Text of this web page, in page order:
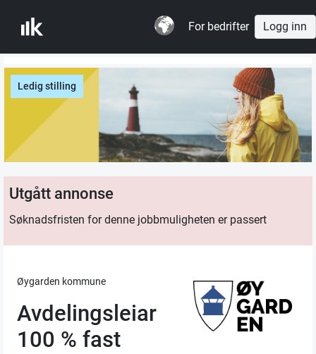
For bedrifter Logg inn
Ledig stilling
Utgått annonse
Søknadsfristen for denne jobbmuligheten er passert
Øygarden kommune
Avdelingsleiar
100 % fast